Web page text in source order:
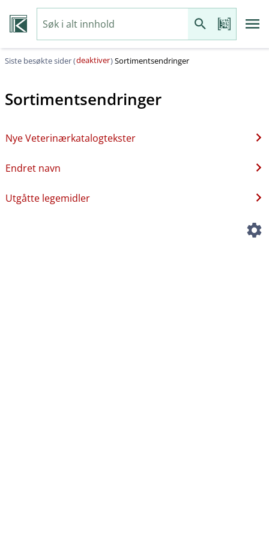
Siste besøkte sider (deaktiver)Sortimentsendringer
Sortimentsendringer
Nye Veterinærkatalogtekster
Endret navn
Utgåtte legemidler